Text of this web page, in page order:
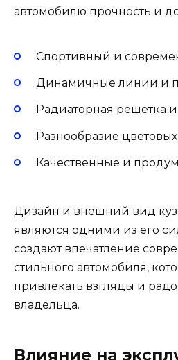
автомобилю прочность и
Спортивный и
Динамичные линии и
Радиаторная решетка
Разнообразие
Качественные и
Дизайн и внешний вид
являются одними из его
создают впечатление
стильного автомобиля,
привлекать взгляды и
владельца.
Влияние на